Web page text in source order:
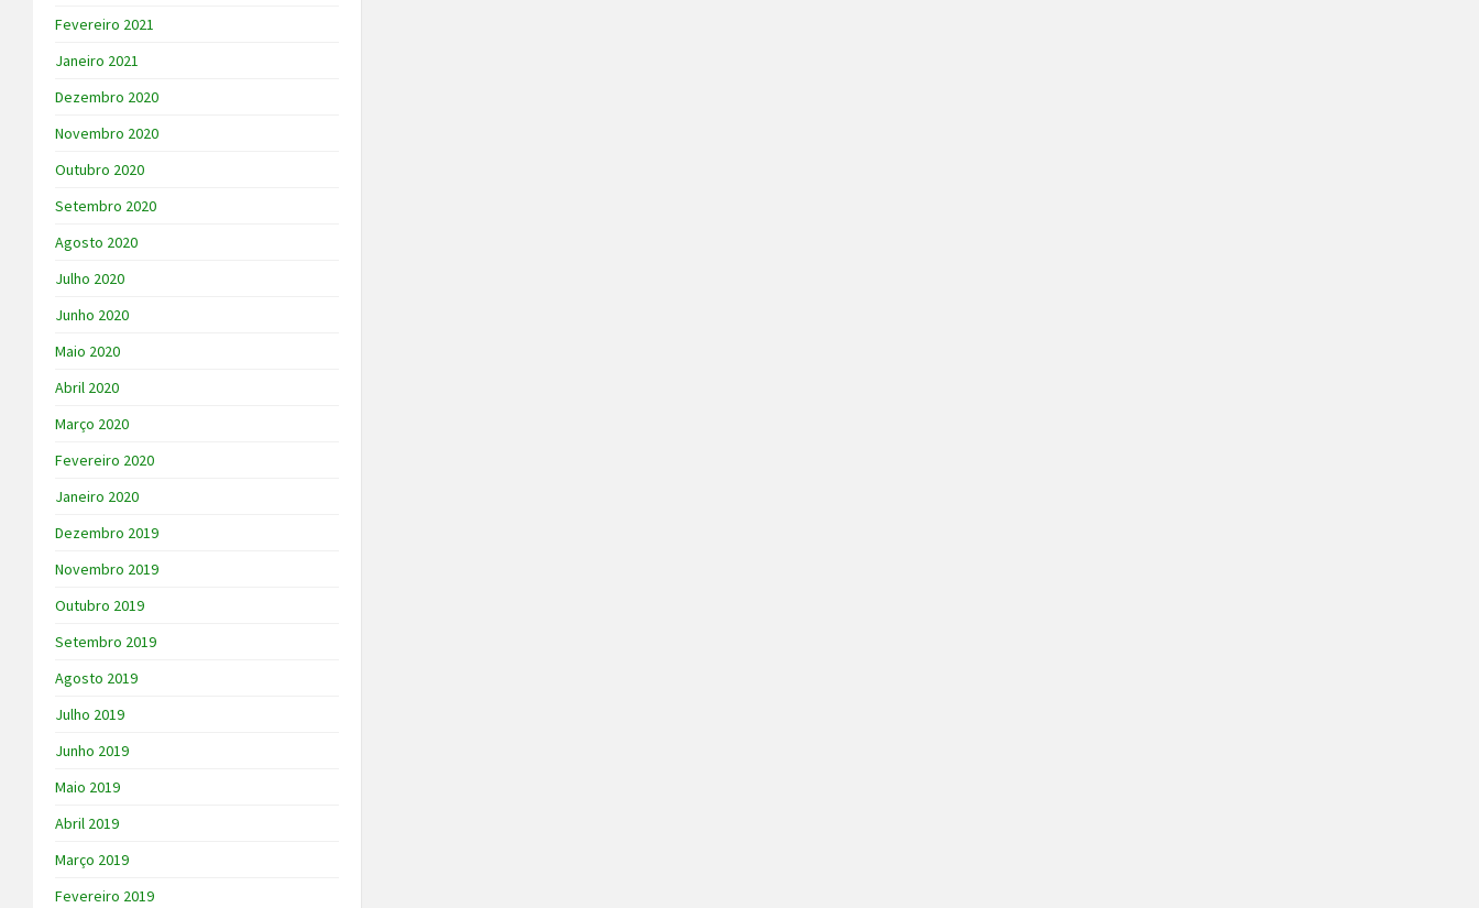
Fevereiro 2021
Janeiro 2021
Dezembro 2020
Novembro 2020
Outubro 2020
Setembro 2020
Agosto 2020
Julho 2020
Junho 2020
Maio 2020
Abril 2020
Março 2020
Fevereiro 2020
Janeiro 2020
Dezembro 2019
Novembro 2019
Outubro 2019
Setembro 2019
Agosto 2019
Julho 2019
Junho 2019
Maio 2019
Abril 2019
Março 2019
Fevereiro 2019